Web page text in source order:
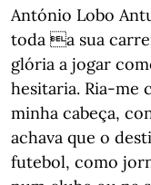
António Lobo
toda a sua
glória a jogar
hesitaria. Ria-me
minha cabeça,
achava que o
futebol, como